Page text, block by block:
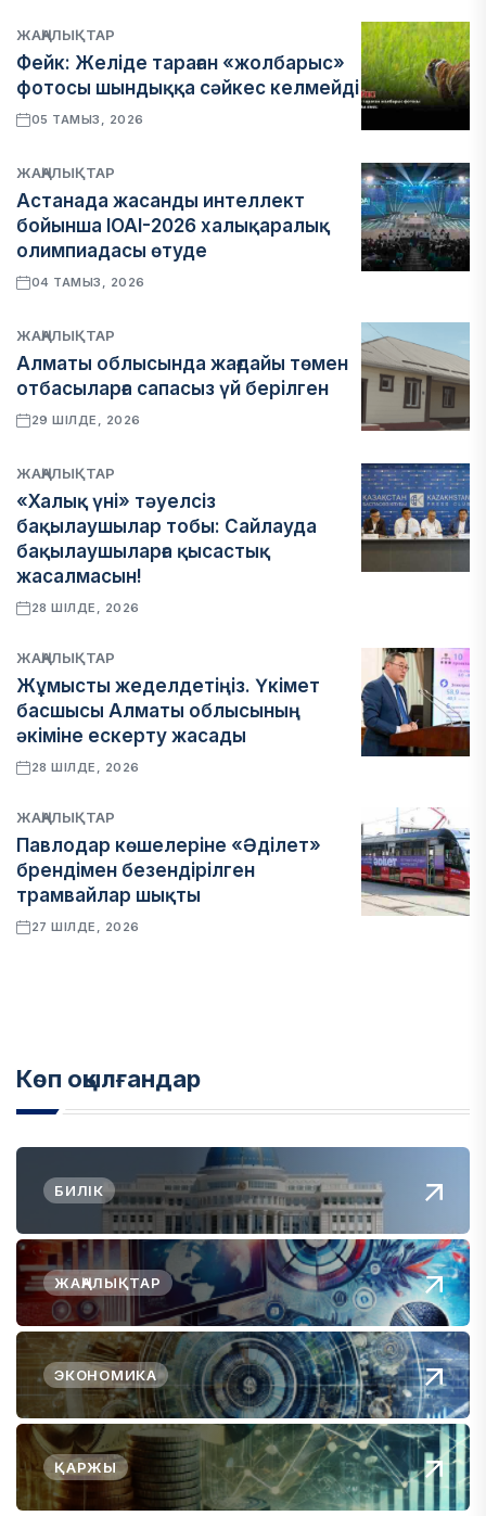
ЖАҢАЛЫҚТАР
Фейк: Желіде тараған «жолбарыс»
фотосы шындыққа сәйкес келмейді
05 ТАМЫЗ, 2026
ЖАҢАЛЫҚТАР
Астанада жасанды интеллект
бойынша IOAI-2026 халықаралық
олимпиадасы өтуде
04 ТАМЫЗ, 2026
ЖАҢАЛЫҚТАР
Алматы облысында жағдайы төмен
отбасыларға сапасыз үй берілген
29 ШІЛДЕ, 2026
ЖАҢАЛЫҚТАР
«Халық үні» тәуелсіз
бақылаушылар тобы: Сайлауда
бақылаушыларға қысастық
жасалмасын!
28 ШІЛДЕ, 2026
ЖАҢАЛЫҚТАР
Жұмысты жеделдетіңіз. Үкімет
басшысы Алматы облысының
әкіміне ескерту жасады
28 ШІЛДЕ, 2026
ЖАҢАЛЫҚТАР
Павлодар көшелеріне «Әділет»
брендімен безендірілген
трамвайлар шықты
27 ШІЛДЕ, 2026
Көп оқылғандар
БИЛІК
ЖАҢАЛЫҚТАР
ЭКОНОМИКА
ҚАРЖЫ